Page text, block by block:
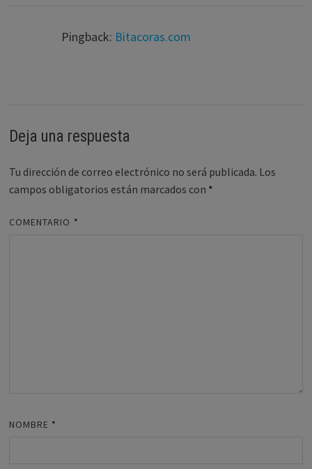
Pingback: Bitacoras.com
Deja una respuesta
Tu dirección de correo electrónico no será publicada. Los
campos obligatorios están marcados con *
COMENTARIO *
NOMBRE *